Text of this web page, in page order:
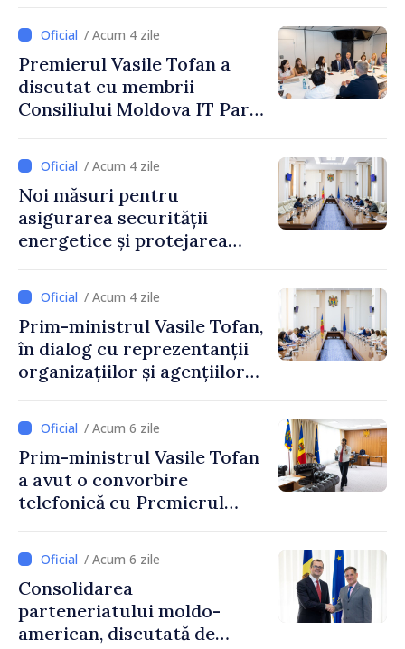
/ Acum 4 zile
Premierul Vasile Tofan a
discutat cu membrii
Consiliului Moldova IT Park:
industriei IT”
/ Acum 4 zile
Noi măsuri pentru
asigurarea securității
energetice și protejarea
de CNMC
/ Acum 4 zile
Prim-ministrul Vasile Tofan,
în dialog cu reprezentanții
organizațiilor și agențiilor
Moldova
/ Acum 6 zile
Prim-ministrul Vasile Tofan
a avut o convorbire
telefonică cu Premierul
/ Acum 6 zile
Consolidarea
parteneriatului moldo-
american, discutată de